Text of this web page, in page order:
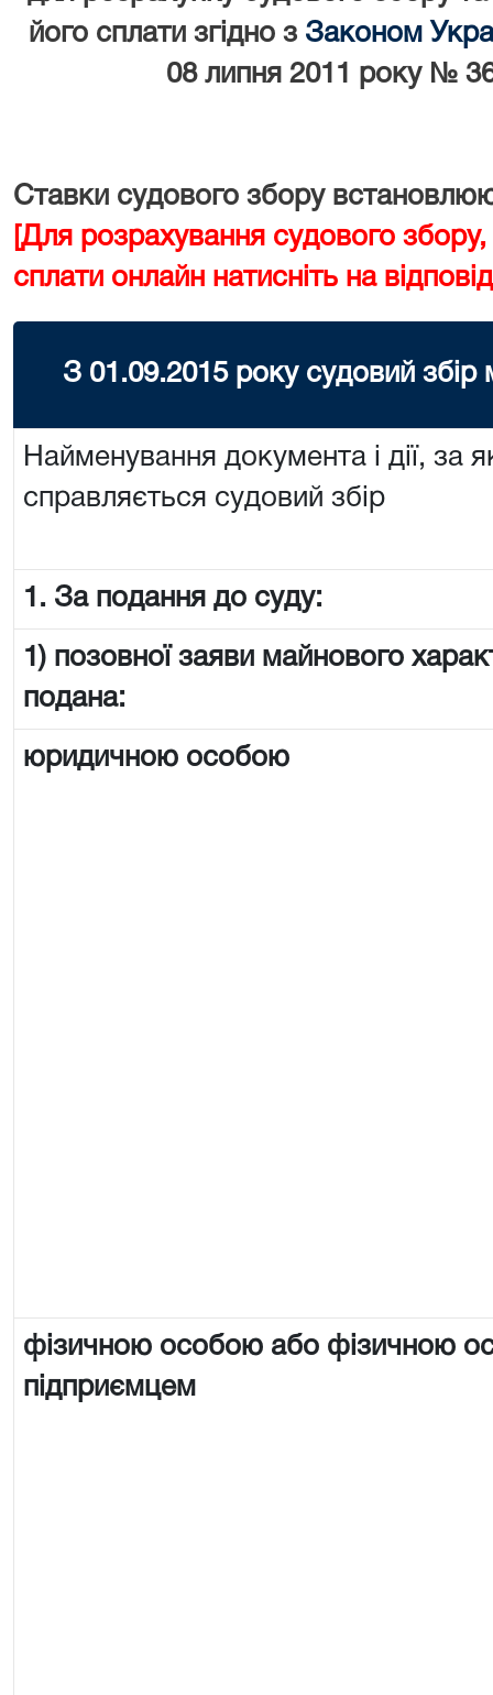
його сплати згідно з Законом
08 липня 2011 року №
Ставки судового збору
[Для розрахування судового
сплати онлайн натисніть на
З 01.09.2015 року судовий
Найменування документа і дії, за
справляється судовий збір
1. За подання до суду:
1) позовної заяви майнового
подана:
юридичною особою
фізичною особою або фізичною
підприємцем